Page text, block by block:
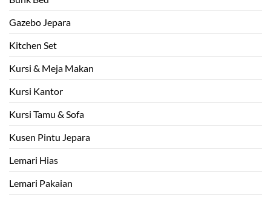
Gazebo Jepara
Kitchen Set
Kursi & Meja Makan
Kursi Kantor
Kursi Tamu & Sofa
Kusen Pintu Jepara
Lemari Hias
Lemari Pakaian